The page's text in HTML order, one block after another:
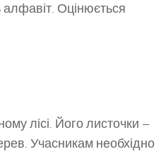
Оцінюється
лісі. Його листочки –
Учасникам необхідно